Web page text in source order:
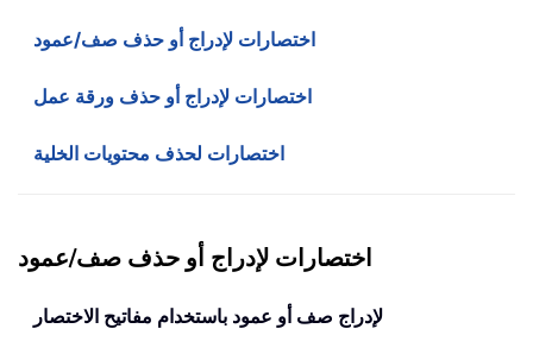
اختصارات لإدراج أو حذف صف/عمود
اختصارات لإدراج أو حذف ورقة عمل
اختصارات لحذف محتويات الخلية
اختصارات لإدراج أو حذف صف/عمود
لإدراج صف أو عمود باستخدام مفاتيح الاختصار